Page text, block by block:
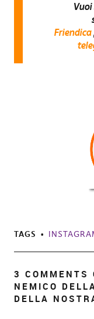
Friendica
TAGS
3 COMMENTS
NEMICO
DELLA